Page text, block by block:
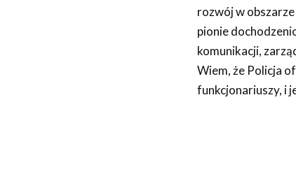
rozwój w
pionie
komunikacji,
Wiem, że Policja
funkcjonariuszy, i